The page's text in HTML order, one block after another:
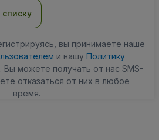
вы принимаете наше
и нашу Политику
. Вы можете получать от нас SMS-
отказаться от них в любое
время.